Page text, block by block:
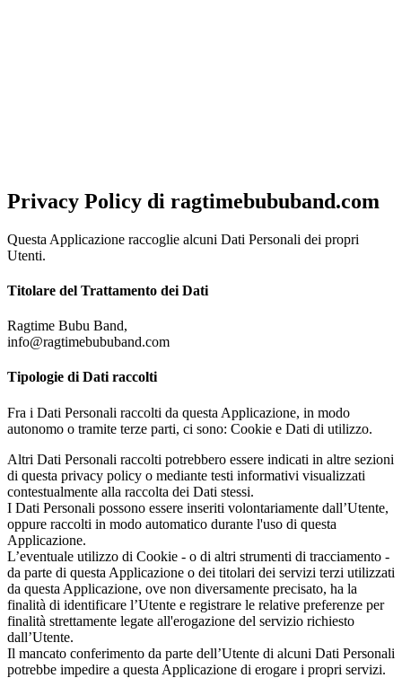
Privacy Policy di ragtimebububand.com
Questa Applicazione raccoglie alcuni Dati Personali dei propri
Utenti.
Titolare del Trattamento dei Dati
Ragtime Bubu Band,
info@ragtimebububand.com
Tipologie di Dati raccolti
Fra i Dati Personali raccolti da questa Applicazione, in modo
autonomo o tramite terze parti, ci sono: Cookie e Dati di utilizzo.
Altri Dati Personali raccolti potrebbero essere indicati in altre sezioni
di questa privacy policy o mediante testi informativi visualizzati
contestualmente alla raccolta dei Dati stessi.
I Dati Personali possono essere inseriti volontariamente dall’Utente,
oppure raccolti in modo automatico durante l'uso di questa
Applicazione.
L’eventuale utilizzo di Cookie - o di altri strumenti di tracciamento -
da parte di questa Applicazione o dei titolari dei servizi terzi utilizzati
da questa Applicazione, ove non diversamente precisato, ha la
finalità di identificare l’Utente e registrare le relative preferenze per
finalità strettamente legate all'erogazione del servizio richiesto
dall’Utente.
Il mancato conferimento da parte dell’Utente di alcuni Dati Personali
potrebbe impedire a questa Applicazione di erogare i propri servizi.